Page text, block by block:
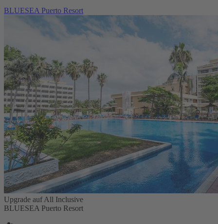
BLUESEA Puerto Resort
Upgrade auf All Inclusive
BLUESEA Puerto Resort